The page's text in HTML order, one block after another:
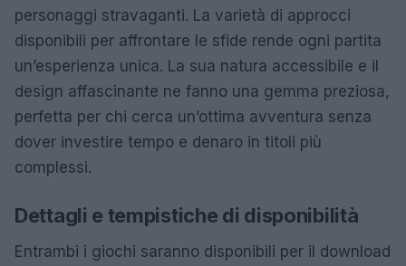
personaggi stravaganti. La varietà di approcci
disponibili per affrontare le sfide rende ogni partita
un’esperienza unica. La sua natura accessibile e il
design affascinante ne fanno una gemma preziosa,
perfetta per chi cerca un’ottima avventura senza
dover investire tempo e denaro in titoli più
complessi.
Dettagli e tempistiche di disponibilità
Entrambi i giochi saranno disponibili per il download